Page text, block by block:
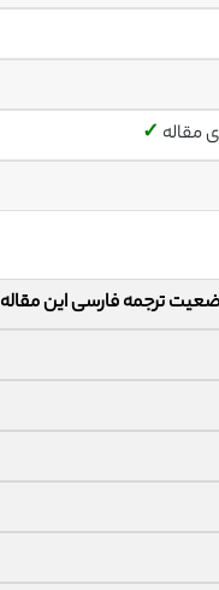
مقاله ✓
ترجمه فارسی این مقاله